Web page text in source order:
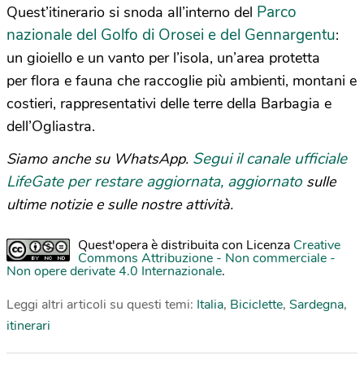
Quest’itinerario si snoda all’interno del Parco
nazionale del Golfo di Orosei e del Gennargentu:
un gioiello e un vanto per l’isola, un’area protetta
per flora e fauna che raccoglie più ambienti, montani e
costieri, rappresentativi delle terre della Barbagia e
dell’Ogliastra.
Siamo anche su WhatsApp. Segui il canale ufficiale
LifeGate per restare aggiornata, aggiornato sulle
ultime notizie e sulle nostre attività.
Quest'opera è distribuita con Licenza Creative
Commons Attribuzione - Non commerciale -
Non opere derivate 4.0 Internazionale.
Leggi altri articoli su questi temi: Italia, Biciclette, Sardegna,
itinerari